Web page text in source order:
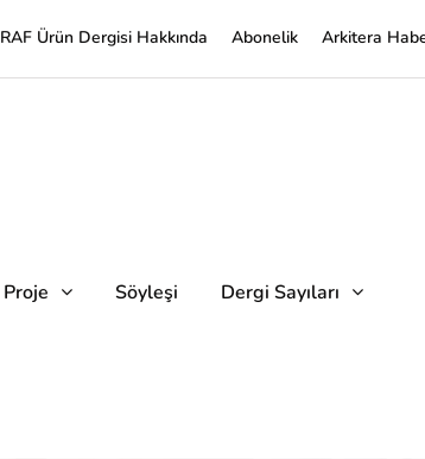
RAF Ürün Dergisi Hakkında Abonelik Arkitera
Proje Söyleşi Dergi Sayıları